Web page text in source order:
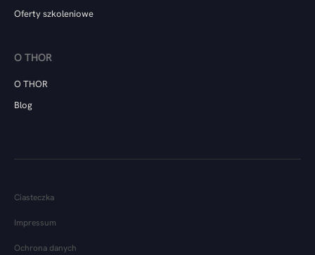
Oferty szkoleniowe
O THOR
O THOR
Blog
Ciasteczka
Impressum
Ochrona danych